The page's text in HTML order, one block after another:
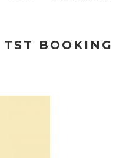
TST BOOKING